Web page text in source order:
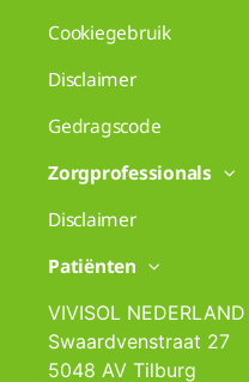
Cookiegebruik
Disclaimer
Gedragscode
Zorgprofessionals
Disclaimer
Patiënten
VIVISOL NEDERLAND
Swaardvenstraat 27
5048 AV Tilburg